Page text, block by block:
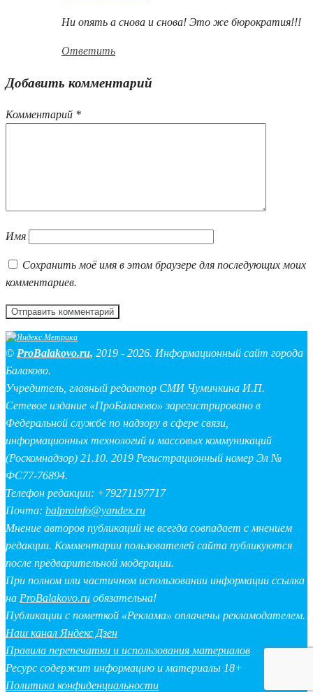
Ни опять а снова и снова! Это же бюрократия!!!
Ответить
Добавить комментарий
Комментарий *
Имя
Сохранить моё имя в этом браузере для последующих моих
комментариев.
© ProBalakovo.ru, 2019 - 2026. Информационный сайт города
Балаково.
Учредитель, главный редактор СМИ Чумичкина И.П.
Сетевое издание «ПроБалаково» зарегистрировано в
Федеральной службе по надзору в сфере связи,
информационных технологий и массовых коммуникаций
(Роскомнадзор) 21.10. 2019 Регистрационный номер Эл №
ФС77-76894.
Телефон редакции: +79271197717
Почта: balproinfo@yandex.ru
Мнение авторов публикаций не всегда совпадает с мнением
редакции. Комментарии пользователей сайта публикуются
после предварительной модерации.
При полном или частичном использовании информации ссылка
на ProBalakovo.ru обязательна!
Публикации с пометкой «Реклама» оплачены рекламодателем.
Наш канал Яндекс Дзен
Правила перепечатки и использования материалов
Ресурс содержит информацию и материалы 18+
Политика конфиденциальности